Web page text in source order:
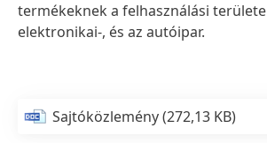
termékeknek a felhasználási
elektronikai-, és az autóipar.
Sajtóközlemény(272,13 KB)